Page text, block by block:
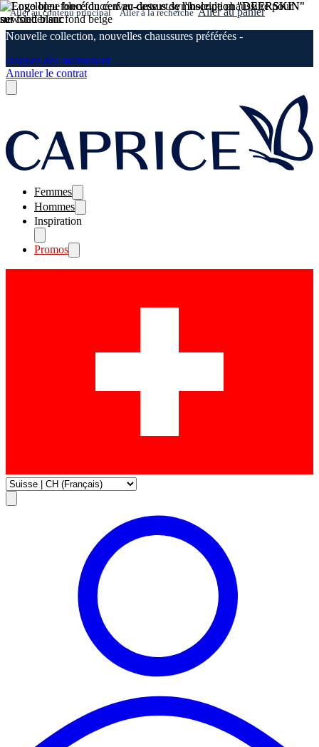
Aller au contenu principal Aller à la recherche Aller au panier
Nouvelle collection, nouvelles chaussures préférées -
craquez dès maintenant
Annuler le contrat
Femmes
Hommes
Inspiration
Promos